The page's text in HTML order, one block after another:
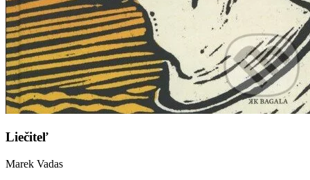
Liečiteľ
Marek Vadas